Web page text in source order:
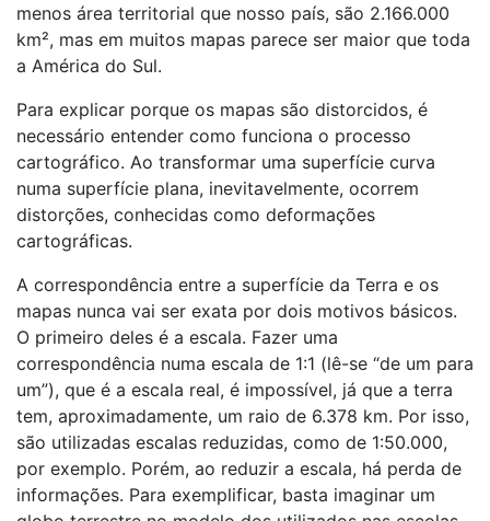
menos área territorial que nosso país, são 2.166.000
km², mas em muitos mapas parece ser maior que toda
a América do Sul.
Para explicar porque os mapas são distorcidos, é
necessário entender como funciona o processo
cartográfico. Ao transformar uma superfície curva
numa superfície plana, inevitavelmente, ocorrem
distorções, conhecidas como deformações
cartográficas.
A correspondência entre a superfície da Terra e os
mapas nunca vai ser exata por dois motivos básicos.
O primeiro deles é a escala. Fazer uma
correspondência numa escala de 1:1 (lê-se “de um para
um”), que é a escala real, é impossível, já que a terra
tem, aproximadamente, um raio de 6.378 km. Por isso,
são utilizadas escalas reduzidas, como de 1:50.000,
por exemplo. Porém, ao reduzir a escala, há perda de
informações. Para exemplificar, basta imaginar um